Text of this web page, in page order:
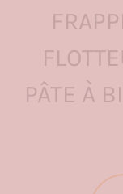
PÂTE À